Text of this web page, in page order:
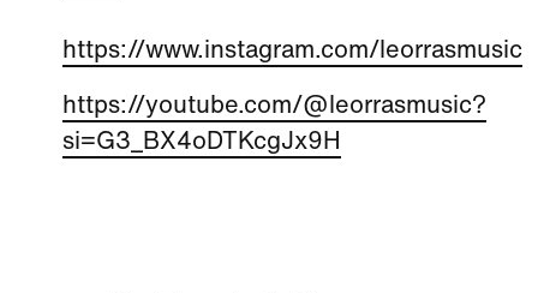
https://www.instagram.com/leorrasmusic
https://youtube.com/@leorrasmusic?
si=G3_BX4oDTKcgJx9H